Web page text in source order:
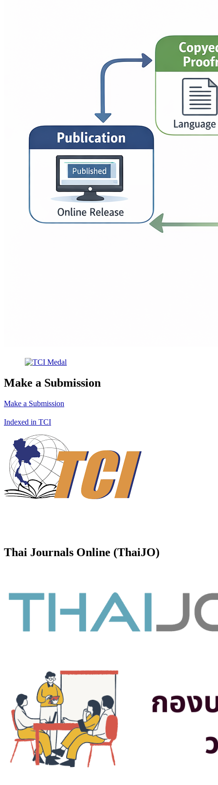
Make a Submission
Make a Submission
Indexed in TCI
Thai Journals Online (ThaiJO)